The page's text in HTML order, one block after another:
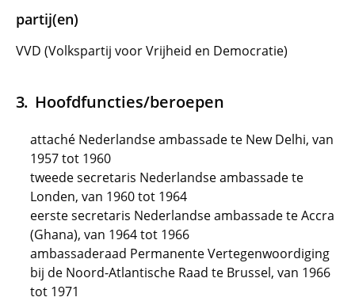
partij(en)
VVD (Volkspartij voor Vrijheid en Democratie)
Hoofdfuncties/beroepen
attaché Nederlandse ambassade te New Delhi, van
1957 tot 1960
tweede secretaris Nederlandse ambassade te
Londen, van 1960 tot 1964
eerste secretaris Nederlandse ambassade te Accra
(Ghana), van 1964 tot 1966
ambassaderaad Permanente Vertegenwoordiging
bij de Noord-Atlantische Raad te Brussel, van 1966
tot 1971